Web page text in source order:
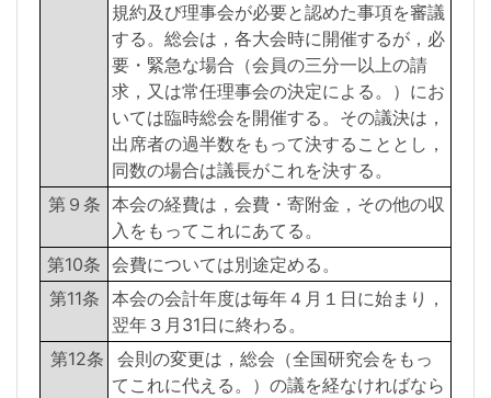
規約及び理事会が必要と認めた事項を審議
する。総会は，各大会時に開催するが，必
要・緊急な場合（会員の三分一以上の請
求，又は常任理事会の決定による。）にお
いては臨時総会を開催する。その議決は，
出席者の過半数をもって決することとし，
同数の場合は議長がこれを決する。
第９条 本会の経費は，会費・寄附金，その他の収
入をもってこれにあてる。
第10条 会費については別途定める。
第11条 本会の会計年度は毎年４月１日に始まり，
翌年３月31日に終わる。
第12条
会則の変更は，総会（全国研究会をもっ
てこれに代える。）の議を経なければなら